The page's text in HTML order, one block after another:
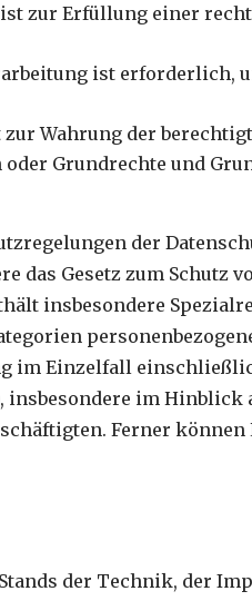
ist zur Erfüllung einer
ist erforderlich,
Wahrung der
Grundrechte und
der
das Gesetz zum Schutz
insbesondere
im Einzelfall
insbesondere im
Ferner können
der Technik, der